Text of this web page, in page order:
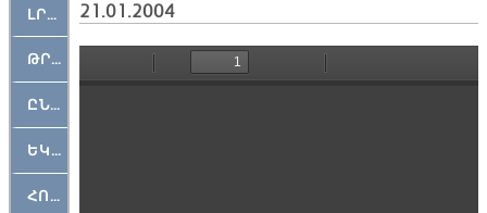
ԼՐԱՀՈՍ
ԹՐՔԱՀԱՅ ԿԵԱՆՔ
ԸՆԿԵՐԱՄՇԱԿՈՒԹԱՅԻՆ
ԵԿԵՂԵՑԱԿԱՆ
ՀՈԳԵՄՏԱՒՈՐ
21.01.2004